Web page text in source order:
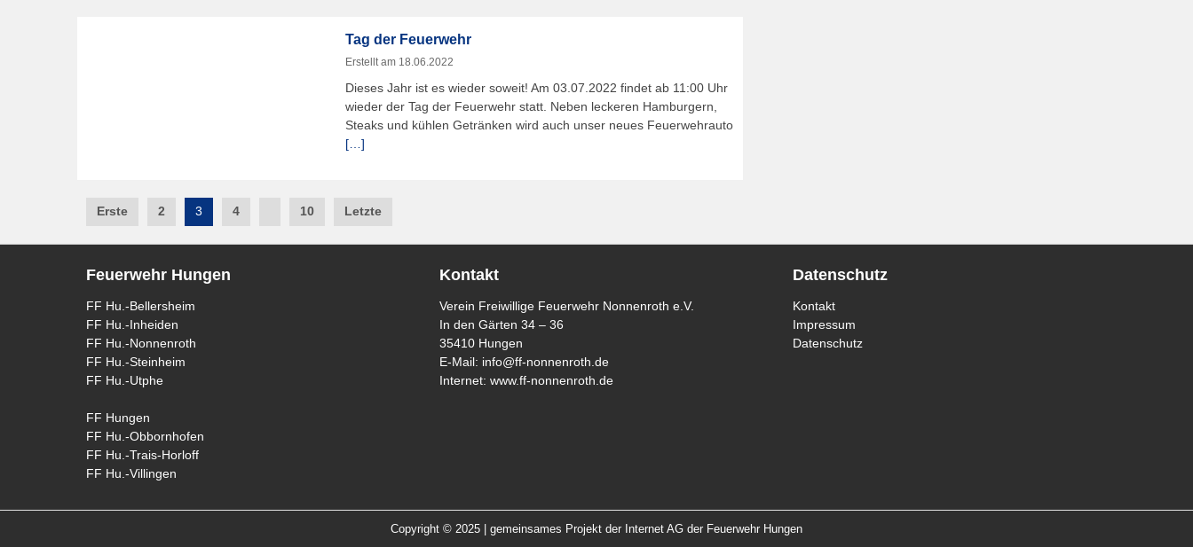
Tag der Feuerwehr
Erstellt am 18.06.2022
Dieses Jahr ist es wieder soweit! Am 03.07.2022 findet ab 11:00 Uhr
wieder der Tag der Feuerwehr statt. Neben leckeren Hamburgern,
Steaks und kühlen Getränken wird auch unser neues Feuerwehrauto
[…]
PostErste 2 3 4 10 Letzte
Feuerwehr Hungen
FF Hu.-Bellersheim
FF Hu.-Inheiden
FF Hu.-Nonnenroth
FF Hu.-Steinheim
FF Hu.-Utphe
FF Hungen
FF Hu.-Obbornhofen
FF Hu.-Trais-Horloff
FF Hu.-Villingen
Kontakt
Verein Freiwillige Feuerwehr Nonnenroth e.V.
In den Gärten 34 – 36
35410 Hungen
E-Mail: info@ff-nonnenroth.de
Internet: www.ff-nonnenroth.de
Datenschutz
Kontakt
Impressum
Datenschutz
Copyright © 2025 | gemeinsames Projekt der Internet AG der Feuerwehr Hungen